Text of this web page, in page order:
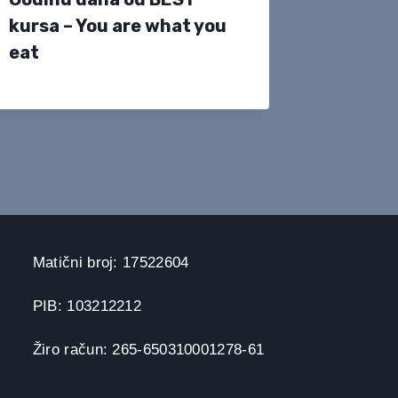
kursa – You are what you
eat
Matični broj: 17522604
PIB: 103212212
Žiro račun: 265-650310001278-61